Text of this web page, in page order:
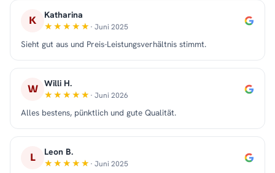
K Katharina
· Juni 2025
Sieht gut aus und Preis-Leistungsverhältnis stimmt.
W Willi H.
· Juni 2026
Alles bestens, pünktlich und gute Qualität.
L Leon B.
· Juni 2025